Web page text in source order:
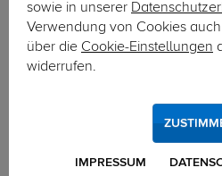
sowie in unserer
Verwendung von Cookies auch
über die Cookie-Einstellungen
widerrufen.
IMPRESSUM